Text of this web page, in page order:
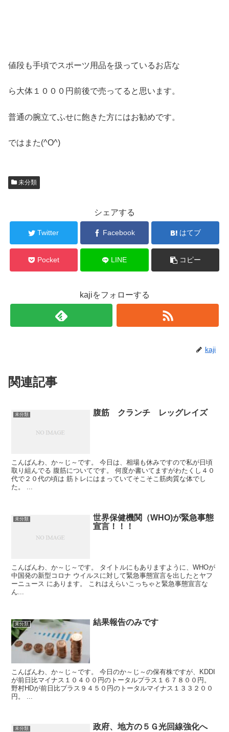
値段も手頃でスポーツ用品を扱っているお店な
ら大体１０００円前後で売ってると思います。
普通の腕立てふせに飽きた方にはお勧めです。
ではまた(^O^)
未分類
シェアする
Twitter Facebook はてブ
Pocket LINE コピー
kajiをフォローする
kaji
関連記事
未分類 腹筋 クランチ レッグレイズ
こんばんわ、か～じ～です。 今日は、相場も休みですので私が日頃
取り組んでる 腹筋についてです。 何度か書いてますがわたくし４０
代で２０代の頃は 筋トレにはまっていてそこそこ筋肉質な体でし
た。 ...
未分類
世界保健機関（WHO)が緊急事態
宣言！！！
こんばんわ、か～じ～です。 タイトルにもありますように、WHOが
中国発の新型コロナ ウイルスに対して緊急事態宣言を出したとヤフ
ーニュース にあります。 これはえらいこっちゃと緊急事態宣言な
ん...
未分類 結果報告のみです
こんばんわ、か～じ～です。 今日のか～じ～の保有株ですが、KDDI
が前日比マイナス１０４００円のトータルプラス１６７８００円。
野村HDが前日比プラス９４５０円のトータルマイナス１３３２００
円。 ...
未分類 政府、地方の５Ｇ光回線強化へ